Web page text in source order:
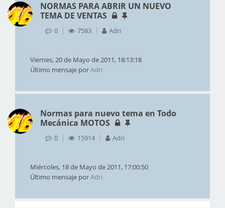
NORMAS PARA ABRIR UN NUEVO
TEMA DE VENTAS
0 7583 Adri
Viernes, 20 de Mayo de 2011, 18:13:18
Último mensaje porAdri
Normas para nuevo tema en Todo
Mecánica MOTOS
0 15914 Adri
Miércoles, 18 de Mayo de 2011, 17:00:50
Último mensaje porAdri